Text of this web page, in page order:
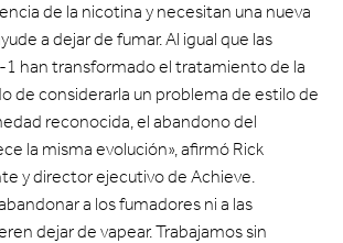
de la nicotina y necesitan una nueva
a dejar de fumar. Al igual que las
1 han transformado el tratamiento de la
de considerarla un problema de estilo de
reconocida, el abandono del
la misma evolución», afirmó Rick
y director ejecutivo de Achieve.
a los fumadores ni a las
dejar de vapear. Trabajamos sin